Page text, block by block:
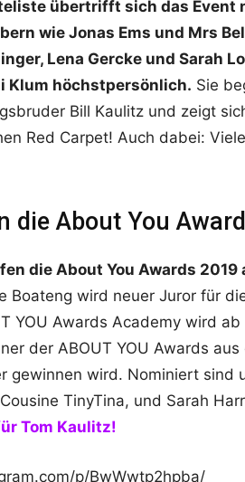
übertrifft sich das Event
wie Jonas Ems und Mrs
Lena Gercke und Sarah
Klum höchstpersönlich. Sie
Bill Kaulitz und zeigt
Red Carpet! Auch dabei:
die About You
die About You Awards 2019
Boateng wird neuer Juror für
YOU Awards Academy wird
der ABOUT YOU Awards
gewinnen wird. Nominiert sind
TinyTina, und Sarah
Tom Kaulitz!
p/BwWwtp2hpba/